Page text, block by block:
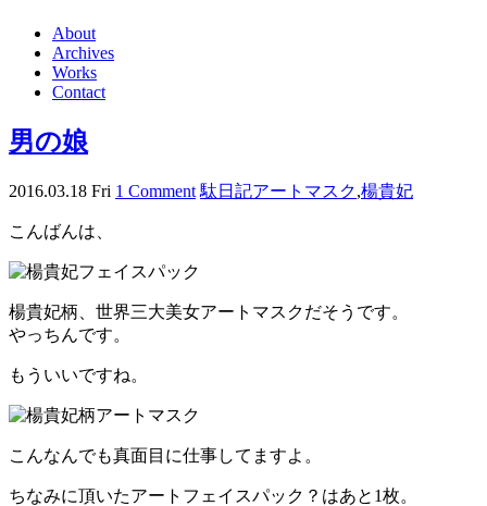
About
Archives
Works
Contact
男の娘
2016.03.18 Fri 1 Comment 駄日記アートマスク,楊貴妃
こんばんは、
楊貴妃柄、世界三大美女アートマスクだそうです。
やっちんです。
もういいですね。
こんなんでも真面目に仕事してますよ。
ちなみに頂いたアートフェイスパック？はあと1枚。